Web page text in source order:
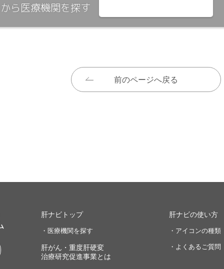
ら医療機関を探す
前のページへ戻る
肝ナビトップ
・医療機関を探す
肝がん・重度肝硬変
治療研究促進事業とは
肝ナビの使い方
・アイコンの種類
・よくあるご質問